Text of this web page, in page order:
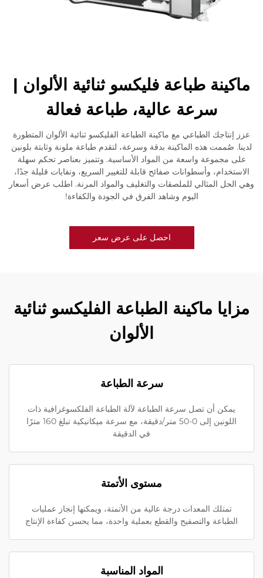
ماكينة طباعة فليكسو ثنائية الألوان |
سرعة عالية، طباعة فعالة
عزز إنتاجك الطباعي مع ماكينة الطباعة الفليكسو ثنائية الألوان المتطورة
لدينا. صُممت هذه الماكينة بدقة وسرعة، لتقدم طباعة ملونة وثابتة بلونين
على مجموعة واسعة من المواد الأساسية. وتتميز بعناصر تحكم سهلة
الاستخدام، وأسطوانات صفائح قابلة للتغيير السريع، ونفايات قليلة جدًا،
وهي الحل المثالي للملصقات والتغليف والمواد المرنة. اطلب عرض أسعار
اليوم وشاهد الفرق في الجودة والكفاءة!
احصل على عرض سعر
مزايا ماكينة الطباعة الفليكسو ثنائية
الألوان
سرعة الطباعة
يمكن أن تصل سرعة الطباعة لآلة الطباعة الفلكسوغرافية ذات
اللونين إلى 0-50 متر/دقيقة، مع سرعة ميكانيكية تبلغ 160 مترًا
في الدقيقة
مستوى الأتمتة
تمتلك المعدات درجة عالية من الأتمتة، ويمكنها إنجاز عمليات
الطباعة والتصفيح والقطع بعملية واحدة، مما يحسن كفاءة الإنتاج
المواد المناسبة